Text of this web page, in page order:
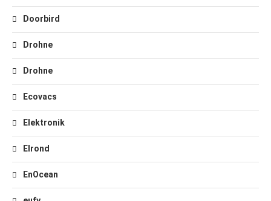
Doorbird
Drohne
Drohne
Ecovacs
Elektronik
Elrond
EnOcean